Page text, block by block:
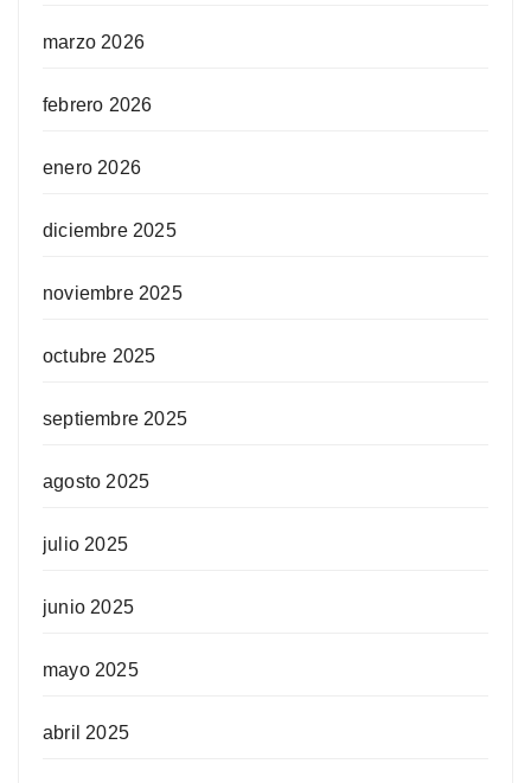
marzo 2026
febrero 2026
enero 2026
diciembre 2025
noviembre 2025
octubre 2025
septiembre 2025
agosto 2025
julio 2025
junio 2025
mayo 2025
abril 2025